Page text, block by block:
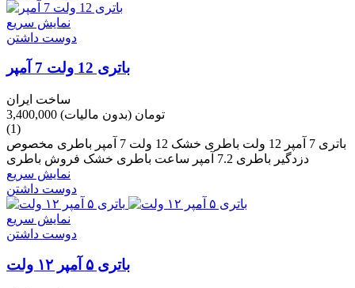
نمایش سریع
دوست داشتن
باتری 12 ولت 7 آمپر
ساخت ایران
3,400,000 تومان (بدون مالیات)
(1)
باتری 7 آمپر 12 ولت باطری خشک 12 ولت 7 آمپر باطری مخصوص
دزدگیر باطری 7.2 آمپر ساعت باطری خشک فروش باطری
نمایش سریع
دوست داشتن
نمایش سریع
دوست داشتن
باتری ۵ آمپر ۱۲ ولت